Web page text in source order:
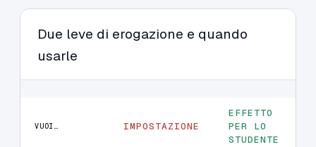
Due leve di erogazione e quando
usarle
VUOI… IMPOSTAZIONE
EFFETTO
PER LO
STUDENTE